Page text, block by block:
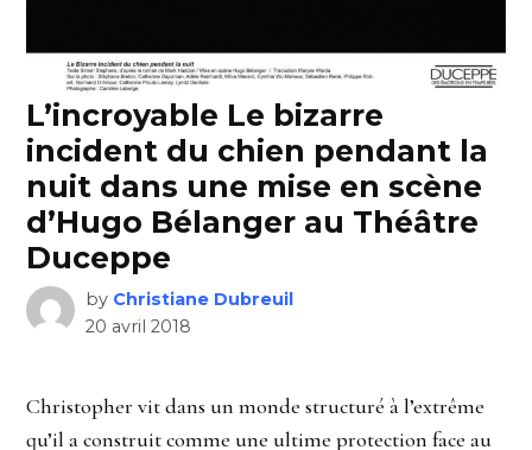
L’incroyable Le bizarre
incident du chien pendant la
nuit dans une mise en scène
d’Hugo Bélanger au Théâtre
Duceppe
by Christiane Dubreuil
20 avril 2018
Christopher vit dans un monde structuré à l’extrême
qu’il a construit comme une ultime protection face au